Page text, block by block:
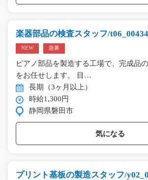
楽器部品の検査スタッフ/t06_00434
NEW 急募
ピアノ部品を製造する工場で、完成品
をお任せします。 目…
長期（3ヶ月以上）
時給1,300円
静岡県磐田市
気になる
プリント基板の製造スタッフ/